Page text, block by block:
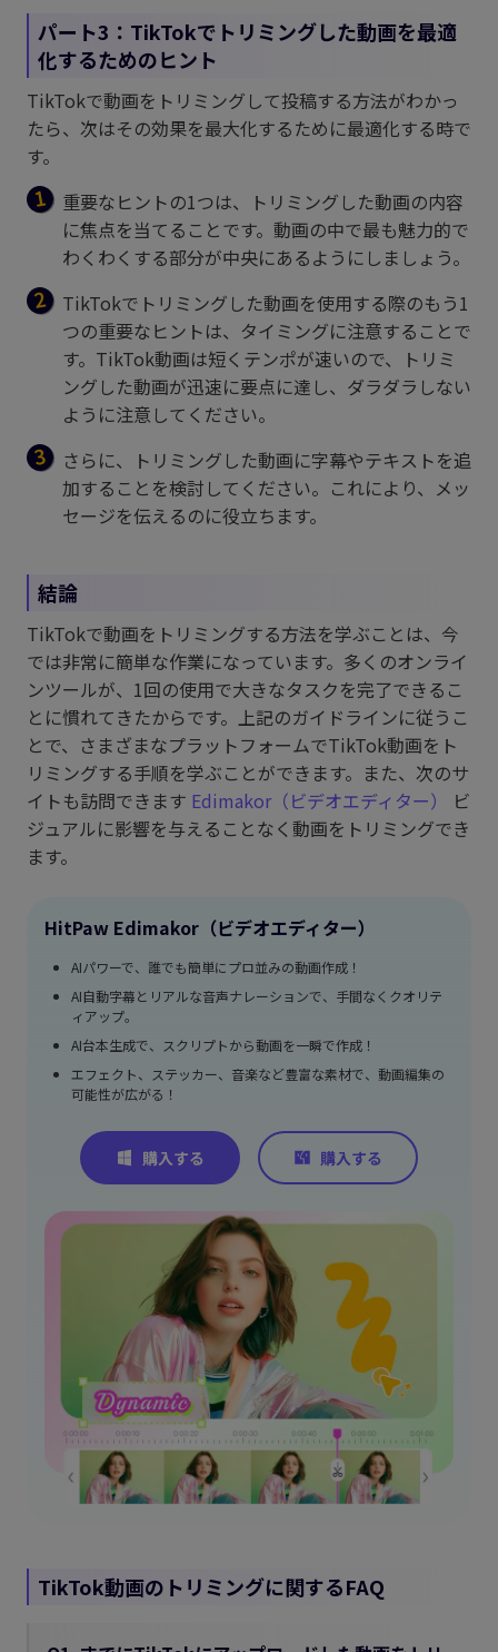
パート3：TikTokでトリミングした動画を最適
化するためのヒント
TikTokで動画をトリミングして投稿する方法がわかっ
たら、次はその効果を最大化するために最適化する時で
す。
重要なヒントの1つは、トリミングした動画の内容
に焦点を当てることです。動画の中で最も魅力的で
わくわくする部分が中央にあるようにしましょう。
TikTokでトリミングした動画を使用する際のもう1
つの重要なヒントは、タイミングに注意することで
す。TikTok動画は短くテンポが速いので、トリミ
ングした動画が迅速に要点に達し、ダラダラしない
ように注意してください。
さらに、トリミングした動画に字幕やテキストを追
加することを検討してください。これにより、メッ
セージを伝えるのに役立ちます。
結論
TikTokで動画をトリミングする方法を学ぶことは、今
では非常に簡単な作業になっています。多くのオンライ
ンツールが、1回の使用で大きなタスクを完了できるこ
とに慣れてきたからです。上記のガイドラインに従うこ
とで、さまざまなプラットフォームでTikTok動画をト
リミングする手順を学ぶことができます。また、次のサ
イトも訪問できます Edimakor（ビデオエディター）
ビ
ジュアルに影響を与えることなく動画をトリミングでき
ます。
HitPaw Edimakor（ビデオエディター）
AIパワーで、誰でも簡単にプロ並みの動画作成！
AI自動字幕とリアルな音声ナレーションで、手間なくクオリテ
ィアップ。
AI台本生成で、スクリプトから動画を一瞬で作成！
エフェクト、ステッカー、音楽など豊富な素材で、動画編集の
可能性が広がる！
TikTok動画のトリミングに関するFAQ